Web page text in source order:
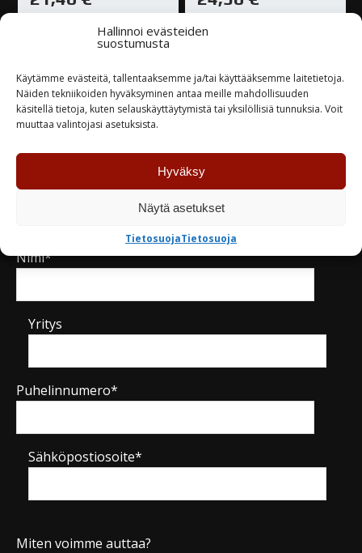
Hallinnoi evästeiden
suostumusta
Käytämme evästeitä, tallentaaksemme ja/tai käyttääksemme laitetietoja.
Näiden tekniikoiden hyväksyminen antaa meille mahdollisuuden
käsitellä tietoja, kuten selauskäyttäytymistä tai yksilöllisiä tunnuksia. Voit
muuttaa valintojasi asetuksista.
Hyväksy
Näytä asetukset
TietosuojaTietosuoja
Varastossa
TUTUSTU TUTUSTU
Kysy tuotteesta / ota yhteyttä
Nimi*
Yritys
Puhelinnumero*
Sähköpostiosoite*
Miten voimme auttaa?